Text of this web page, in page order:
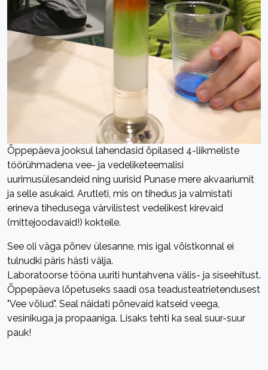
Õppepäeva jooksul lahendasid õpilased 4-liikmeliste
töörühmadena vee- ja vedeliketeemalisi
uurimusülesandeid ning uurisid Punase mere akvaariumit
ja selle asukaid. Arutleti, mis on tihedus ja valmistati
erineva tihedusega värvilistest vedelikest kirevaid
(mittejoodavaid!) kokteile.
See oli väga põnev ülesanne, mis igal võistkonnal ei
tulnudki päris hästi välja.
Laboratoorse tööna uuriti huntahvena välis- ja siseehitust.
Õppepäeva lõpetuseks saadi osa teadusteatrietendusest
"Vee võlud". Seal näidati põnevaid katseid veega,
vesinikuga ja propaaniga. Lisaks tehti ka seal suur-suur
pauk!